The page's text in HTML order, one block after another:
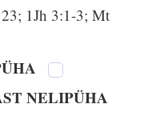
1Jh 3:1-3; Mt
NELIPÜHA